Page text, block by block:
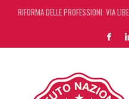
RIFORMA DELLE PROFESSIONI: VIA
DA REGGIO EMILIA ARRIVA LA START
L’ERRORE CONTABILE NON